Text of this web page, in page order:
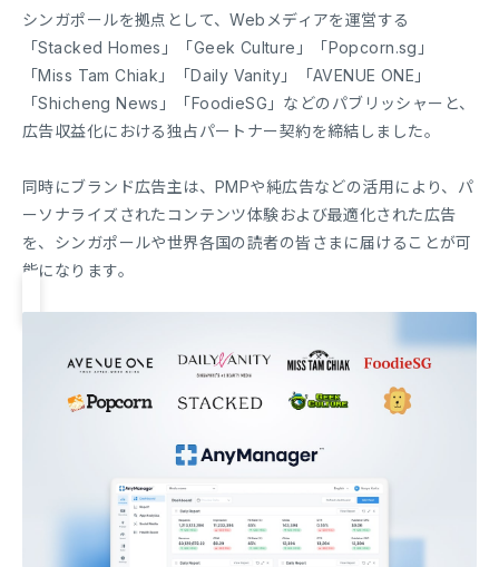
シンガポールを拠点として、Webメディアを運営する
「Stacked Homes」「Geek Culture」「Popcorn.sg」
「Miss Tam Chiak」「Daily Vanity」「AVENUE ONE」
「Shicheng News」「FoodieSG」などのパブリッシャーと、
広告収益化における独占パートナー契約を締結しました。
同時にブランド広告主は、PMPや純広告などの活用により、パ
ーソナライズされたコンテンツ体験および最適化された広告
を、シンガポールや世界各国の読者の皆さまに届けることが可
能になります。